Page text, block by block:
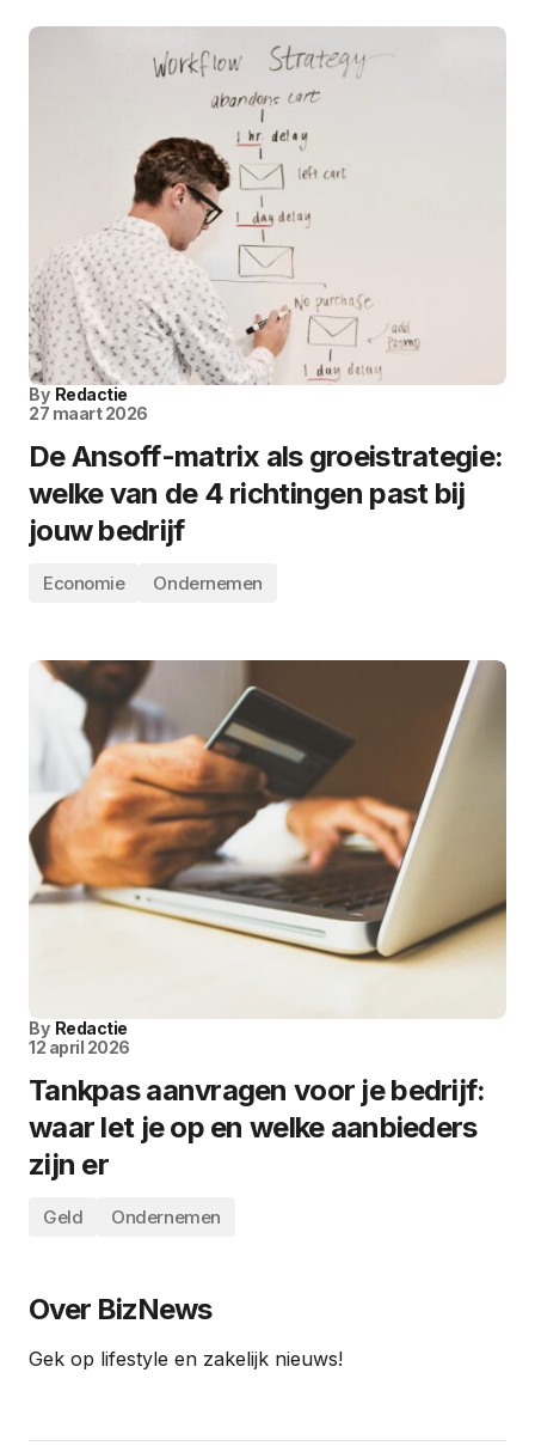
By Redactie
27 maart 2026
De Ansoff-matrix als groeistrategie:
welke van de 4 richtingen past bij
jouw bedrijf
Economie Ondernemen
By Redactie
12 april 2026
Tankpas aanvragen voor je bedrijf:
waar let je op en welke aanbieders
zijn er
Geld Ondernemen
Over BizNews
Gek op lifestyle en zakelijk nieuws!